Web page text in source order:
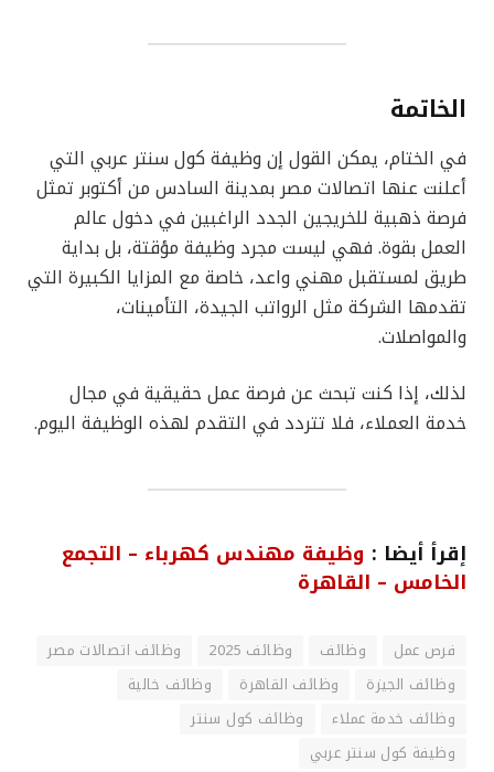
الخاتمة
في الختام، يمكن القول إن وظيفة كول سنتر عربي التي
أعلنت عنها اتصالات مصر بمدينة السادس من أكتوبر تمثل
فرصة ذهبية للخريجين الجدد الراغبين في دخول عالم
العمل بقوة. فهي ليست مجرد وظيفة مؤقتة، بل بداية
طريق لمستقبل مهني واعد، خاصة مع المزايا الكبيرة التي
تقدمها الشركة مثل الرواتب الجيدة، التأمينات،
والمواصلات.
لذلك، إذا كنت تبحث عن فرصة عمل حقيقية في مجال
خدمة العملاء، فلا تتردد في التقدم لهذه الوظيفة اليوم.
إقرأ أيضا : وظيفة مهندس كهرباء – التجمع
الخامس – القاهرة
فرص عمل وظائف وظائف 2025
وظائف اتصالات مصر
وظائف الجيزة
وظائف القاهرة
وظائف خالية
وظائف خدمة عملاء
وظائف كول سنتر
وظيفة كول سنتر عربي